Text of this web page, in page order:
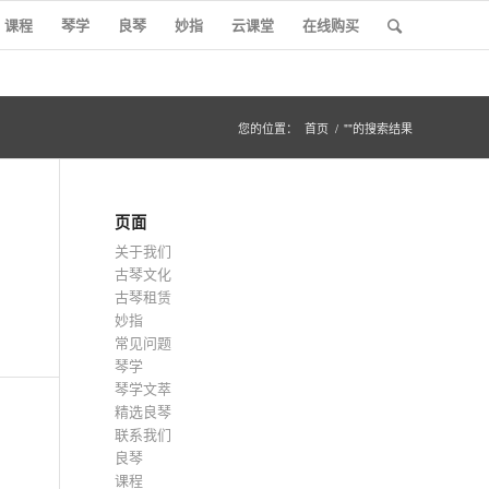
课程 琴学 良琴 妙指 云课堂 在线购买
您的位置： 首页 / ""的搜索结果
页面
关于我们
古琴文化
古琴租赁
妙指
常见问题
琴学
琴学文萃
精选良琴
联系我们
良琴
课程